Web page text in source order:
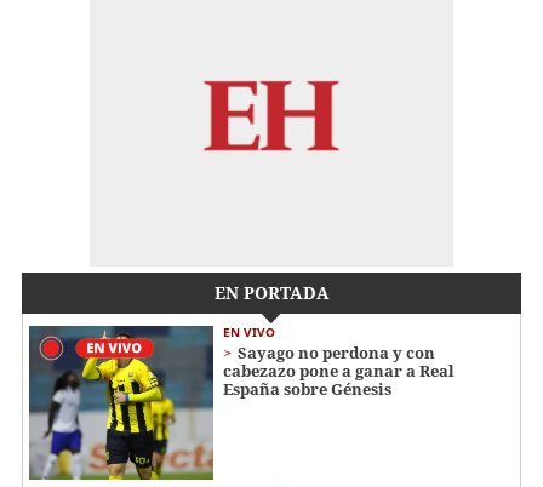
EN PORTADA
EN VIVO
Sayago no perdona y con
cabezazo pone a ganar a Real
España sobre Génesis